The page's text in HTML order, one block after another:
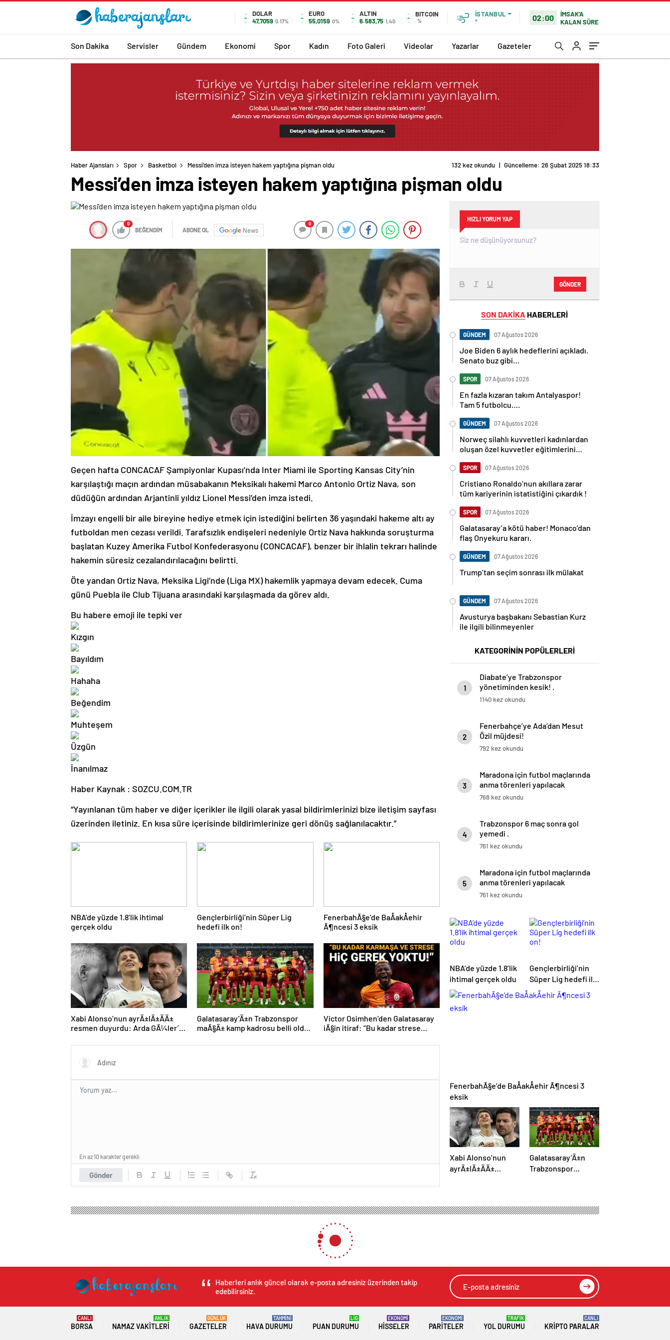
DOLAR
47,7059 0.17%
EURO
55,0159 0%
ALTIN
6.583,75 1,40
BITCOIN
%
İSTANBUL
°
02:00
İMSAK'A
KALAN SÜRE
Son Dakika Servisler Gündem Ekonomi Spor Kadın Foto Galeri Videolar Yazarlar Gazeteler
Haber Ajansları Spor Basketbol Messi’den imza isteyen hakem yaptığına pişman oldu 132 kez okundu | Güncelleme: 26 Şubat 2025 18:33
Messi’den imza isteyen hakem yaptığına pişman oldu
0
BEĞENDİM ABONE OL News
0
Geçen hafta CONCACAF Şampiyonlar Kupası’nda Inter Miami ile Sporting Kansas City’nin
karşılaştığı maçın ardından müsabakanın Meksikalı hakemi Marco Antonio Ortiz Nava, son
düdüğün ardından Arjantinli yıldız Lionel Messi’den imza istedi.
İmzayı engelli bir aile bireyine hediye etmek için istediğini belirten 36 yaşındaki hakeme altı ay
futboldan men cezası verildi. Tarafsızlık endişeleri nedeniyle Ortiz Nava hakkında soruşturma
başlatan Kuzey Amerika Futbol Konfederasyonu (CONCACAF), benzer bir ihlalin tekrarı halinde
hakemin süresiz cezalandırılacağını belirtti.
Öte yandan Ortiz Nava, Meksika Ligi’nde (Liga MX) hakemlik yapmaya devam edecek. Cuma
günü Puebla ile Club Tijuana arasındaki karşılaşmada da görev aldı.
Bu habere emoji ile tepki ver
Haber Kaynak : SOZCU.COM.TR
“Yayınlanan tüm haber ve diğer içerikler ile ilgili olarak yasal bildirimlerinizi bize iletişim sayfası
üzerinden iletiniz. En kısa süre içerisinde bildirimlerinize geri dönüş sağlanılacaktır.”
NBA’de yüzde 1.8’lik ihtimal
gerçek oldu
Gençlerbirliği’nin Süper Lig
hedefi ilk on!
FenerbahÃ§e’de BaÅakÅehir
Ã¶ncesi 3 eksik
Xabi Alonso’nun ayrÄ±lÄ±ÄÄ±
resmen duyurdu: Arda GÃ¼ler’in
sayÄ±m baÅladÄ±
Galatasaray’Ä±n Trabzonspor
maÃ§Ä± kamp kadrosu belli oldu:
Victor Osimhen’den Galatasaray
iÃ§in itiraf: “Bu kadar strese
Gönder
En az 10 karakter gerekli
HIZLI YORUM YAP
GÖNDER
SON DAKİKA HABERLERİ
GÜNDEM 07 Ağustos 2026
Joe Biden 6 aylık hedeflerini açıkladı.
Senato buz gibi…
SPOR 07 Ağustos 2026
En fazla kızaran takım Antalyaspor!
Tam 5 futbolcu….
GÜNDEM 07 Ağustos 2026
Norweç silahlı kuvvetleri kadınlardan
oluşan özel kuvvetler eğitimlerini
SPOR 07 Ağustos 2026
Cristiano Ronaldo’nun akıllara zarar
tüm kariyerinin istatistiğini çıkardık !
SPOR 07 Ağustos 2026
Galatasaray’a kötü haber! Monaco’dan
flaş Onyekuru kararı.
GÜNDEM 07 Ağustos 2026
Trump’tan seçim sonrası ilk mülakat
GÜNDEM 07 Ağustos 2026
Avusturya başbakanı Sebastian Kurz
ile ilgili bilinmeyenler
KATEGORİNİN POPÜLERLERİ
1
Diabate’ye Trabzonspor
yönetiminden kesik! .
1140 kez okundu
2
Fenerbahçe’ye Ada’dan Mesut
Özil müjdesi!
792 kez okundu
3
Maradona için futbol maçlarında
anma törenleri yapılacak
768 kez okundu
4
Trabzonspor 6 maç sonra gol
yemedi .
761 kez okundu
5
Maradona için futbol maçlarında
anma törenleri yapılacak
761 kez okundu
NBA’de yüzde 1.8’lik
ihtimal gerçek oldu
Gençlerbirliği’nin
Süper Lig hedefi ilk
on!
FenerbahÃ§e’de BaÅakÅehir Ã¶ncesi 3
eksik
Xabi Alonso’nun
ayrÄ±lÄ±ÄÄ±
iÃ§in geri sayÄ±m
Galatasaray’Ä±n
Trabzonspor
Haberleri anlık güncel olarak e-posta adresiniz üzerinden takip
edebilirsiniz.
BORSA
CANLI
NAMAZ VAKITLERI
ANLIK
GAZETELER
GÜNLÜK
HAVA DURUMU
TAHMİNİ
PUAN DURUMU
LİG
HISSELER
EKONOMİ
PARITELER
EKONOMİ
YOL DURUMU
TRAFİK
KRIPTO PARALAR
CANLI